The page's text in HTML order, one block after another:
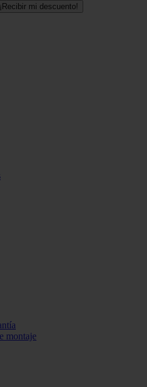
¡Recibir mi descuento!
montaje